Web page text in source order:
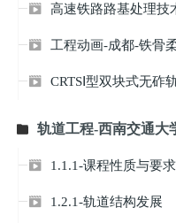
 高速铁路路基处理技
 工程动画-成都-铁骨
 CRTSⅠ型双块式无砟
 轨道工程-西南交通大
 1.1.1-课程性质与要求
 1.2.1-轨道结构发展